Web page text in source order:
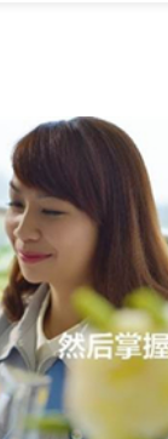
通过专业职级晋
的职级（职位
养专业能力和管
确保了所有员工
阶段都能找到
实现与员工个